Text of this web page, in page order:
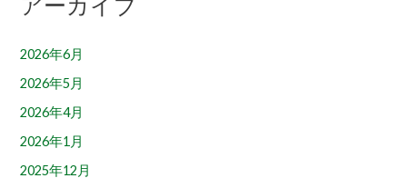
2026年6月
2026年5月
2026年4月
2026年1月
2025年12月